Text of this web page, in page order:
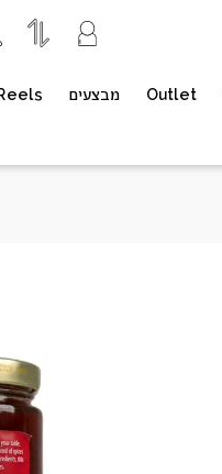
Outlet מבצעים
*משתתף במשלוח חינם (*ברכישה מעל 400 ש״ח​ |